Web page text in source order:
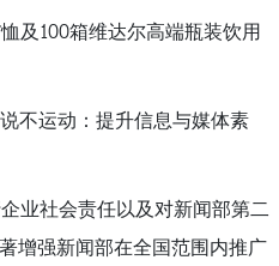
及100箱维达尔高端瓶装饮用
不运动：提升信息与媒体素
业社会责任以及对新闻部第二
增强新闻部在全国范围内推广